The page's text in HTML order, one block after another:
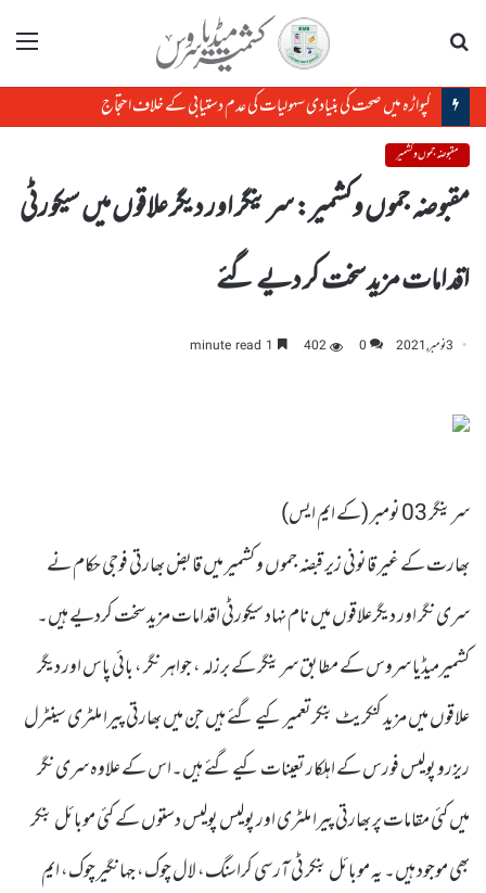
مینو
کپواڑہ میں صحت کی بنیادی سہولیات کی عدم دستیابی کے خلاف احتجاج
مقبوضہ جموں و کشمیر
مقبوضہ جموں وکشمیر: سرینگر اور دیگر علاقوں میں سیکورٹی
اقدامات مزید سخت کر دیے گئے
3 نومبر, 2021 0
402
سرینگر 03 نومبر (کے ایم ایس)
بھارت کے غیر قانونی زیر قبضہ جموں و کشمیر میں قابض بھارتی فوجی حکام نے
سری نگر اور دیگرعلاقوں میں نام نہاد سیکورٹی اقدامات مزید سخت کردیے ہیں۔
کشمیرمیڈیا سروس کے مطابق سرینگر کے برزلہ ، جواہر نگر ، بائی پاس اور دیگر
علاقوں میں مزید کنکریٹ بنکرتعمیر کیے گئے ہیں جن میں بھارتی پیرا ملٹری سینٹرل
ریزرو پولیس فورس کے اہلکار تعینات کیے گئے ہیں۔اس کے علاوہ سری نگر
میں کئی مقامات پر بھارتی پیرا ملٹری اور پولیس پولیس دستوں کے کئی موبائل بنکر
بھی موجود ہیں۔ یہ موبائل بنکر ٹی آر سی کراسنگ، لال چوک، جہانگیر چوک، ایم